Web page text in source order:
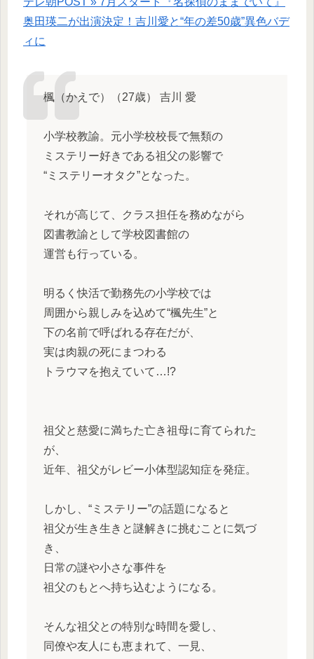
奥田瑛二が出演決定！吉川愛と“年の差50歳”異色バデ
ィに
楓（かえで）（27歳） 吉川 愛
小学校教諭。元小学校校長で無類の
ミステリー好きである祖父の影響で
“ミステリーオタク”となった。
それが高じて、クラス担任を務めながら
図書教諭として学校図書館の
運営も行っている。
明るく快活で勤務先の小学校では
周囲から親しみを込めて“楓先生”と
下の名前で呼ばれる存在だが、
実は肉親の死にまつわる
トラウマを抱えていて…!?
祖父と慈愛に満ちた亡き祖母に育てられた
が、
近年、祖父がレビー小体型認知症を発症。
しかし、“ミステリー”の話題になると
祖父が生き生きと謎解きに挑むことに気づ
き、
日常の謎や小さな事件を
祖父のもとへ持ち込むようになる。
そんな祖父との特別な時間を愛し、
同僚や友人にも恵まれて、一見、